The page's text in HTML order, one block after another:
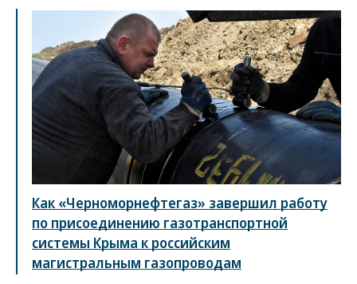
Как «Черноморнефтегаз» завершил работу
по присоединению газотранспортной
системы Крыма к российским
магистральным газопроводам